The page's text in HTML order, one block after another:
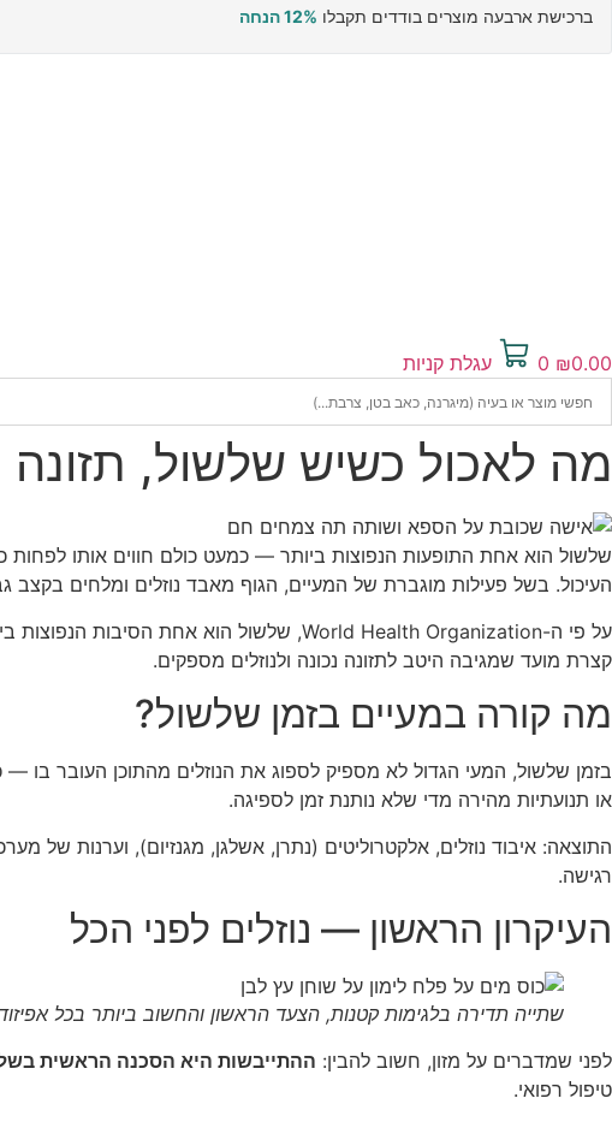
ברכישת ארבעה מוצרים בודדים תקבלו 12% הנחה
₪0.00
0 עגלת קניות
מה לאכול כשיש שלשול, תזונה
שלשול הוא אחת התופעות הנפוצות ביותר — כמעט כולם חווים אותו לפחות
העיכול. בשל פעילות מוגברת של המעיים, הגוף מאבד נוזלים ומלחים
קצרת מועד שמגיבה היטב לתזונה נכונה ולנוזלים מספקים.
מה קורה במעיים בזמן שלשול?
בזמן שלשול, המעי הגדול לא מספיק לספוג את הנוזלים מהתוכן העובר בו
או תנועתיות מהירה מדי שלא נותנת זמן לספיגה.
התוצאה: איבוד נוזלים, אלקטרוליטים (נתרן, אשלגן, מגנזיום), וערנות של
רגישה.
העיקרון הראשון — נוזלים לפני הכל
שתייה תדירה בלגימות קטנות, הצעד הראשון והחשוב ביותר בכל
לפני שמדברים על מזון, חשוב להבין: ההתייבשות היא הסכנה הראשית
טיפול רפואי.